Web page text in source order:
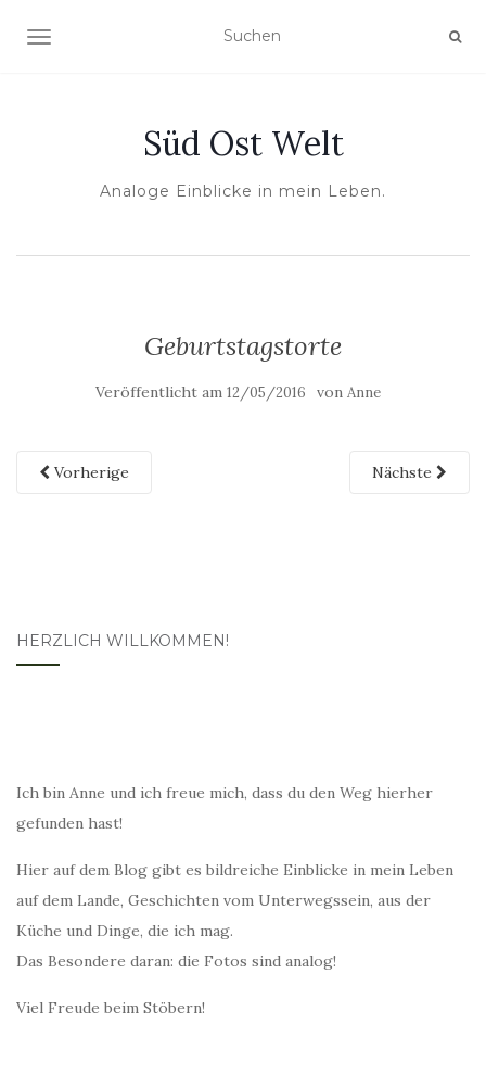
NAVIGATION UMSCHALTEN
Süd Ost Welt
Analoge Einblicke in mein Leben.
Geburtstagstorte
Veröffentlicht am 12/05/2016 von Anne
Vorherige Nächste
HERZLICH WILLKOMMEN!
Ich bin Anne und ich freue mich, dass du den Weg hierher
gefunden hast!
Hier auf dem Blog gibt es bildreiche Einblicke in mein Leben
auf dem Lande, Geschichten vom Unterwegssein, aus der
Küche und Dinge, die ich mag.
Das Besondere daran: die Fotos sind analog!
Viel Freude beim Stöbern!